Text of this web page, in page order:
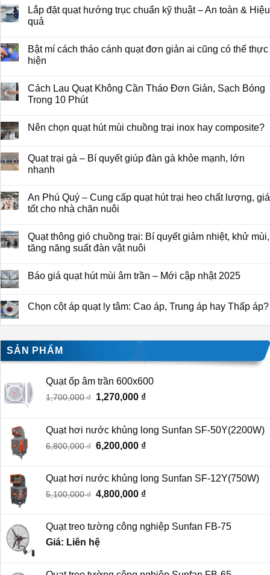
Lắp đặt quạt hướng trục chuẩn kỹ thuật – An toàn & Hiệu
quả
Bật mí cách tháo cánh quạt đơn giản ai cũng có thể thực
hiện
Cách Lau Quạt Không Cần Tháo Đơn Giản, Sạch Bóng
Trong 10 Phút
Nên chọn quạt hút mùi chuồng trại inox hay composite?
Quạt trại gà – Bí quyết giúp đàn gà khỏe mạnh, lớn
nhanh
An Phú Quý – Cung cấp quạt hút trại heo chất lượng, giá
tốt cho nhà chăn nuôi
Quạt thông gió chuồng trại: Bí quyết giảm nhiệt, khử mùi,
tăng năng suất đàn vật nuôi
Báo giá quạt hút mùi âm trần – Mới cập nhật 2025
Chọn cột áp quạt ly tâm: Cao áp, Trung áp hay Thấp áp?
SẢN PHẨM
Quạt ốp âm trần 600x600
1,700,000₫ Giá
1,700,000 ₫.
1,270,000 ₫Giá
là:
1,270,000 ₫.
Quạt hơi nước khủng long Sunfan SF-50Y(2200W)
6,800,000₫ Giá
6,800,000 ₫.
6,200,000 ₫Giá
là:
6,200,000 ₫.
Quạt hơi nước khủng long Sunfan SF-12Y(750W)
5,100,000₫ Giá
5,100,000 ₫.
4,800,000 ₫Giá
là:
Quạt treo tường công nghiệp Sunfan FB-75
Giá: Liên hệ